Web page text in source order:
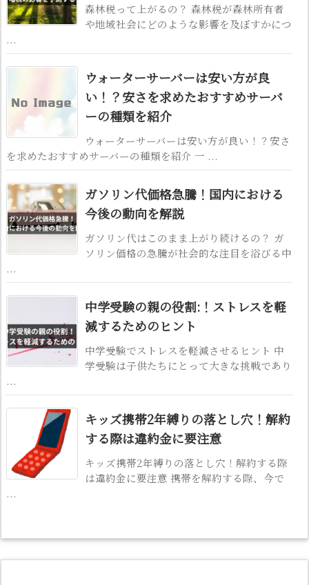
森林税って上がるの？ 森林税が森林所有者
や地域社会にどのような影響を及ぼすかにつ
...
ウォーターサーバーは安い方が良
い！？安さを求めたおすすめサーバ
ーの種類を紹介
ウォーターサーバーは安い方が良い！？安さ
を求めたおすすめサーバーの種類を紹介 一 ...
ガソリン代価格急騰！国内における
今後の動向を解説
ガソリン代はこのまま上がり続けるの？ ガ
ソリン価格の急騰が社会的な注目を浴びる中
...
中学受験の親の役割:！ストレスを軽
減するためのヒント
中学受験でストレスを軽減させるヒント 中
学受験は子供たちにとって大きな挑戦であり
...
キッズ携帯2年縛りの落とし穴！解約
する際は違約金に要注意
キッズ携帯2年縛りの落とし穴！解約する際
は違約金に要注意 携帯を解約する際、今で
...